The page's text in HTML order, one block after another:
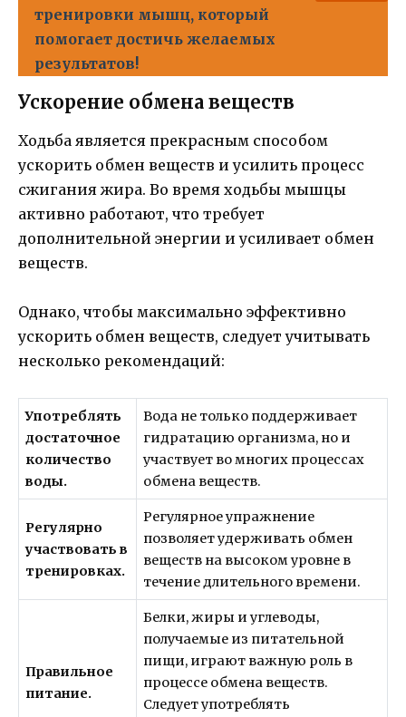
тренировки мышц, который
помогает достичь желаемых
результатов!
Ускорение обмена веществ
Ходьба является прекрасным способом
ускорить обмен веществ и усилить процесс
сжигания жира. Во время ходьбы мышцы
активно работают, что требует
дополнительной энергии и усиливает обмен
веществ.
Однако, чтобы максимально эффективно
ускорить обмен веществ, следует учитывать
несколько рекомендаций:
Употреблять
достаточное
количество
воды.
Вода не только поддерживает
гидратацию организма, но и
участвует во многих процессах
обмена веществ.
Регулярно
участвовать в
тренировках.
Регулярное упражнение
позволяет удерживать обмен
веществ на высоком уровне в
течение длительного времени.
Правильное
питание.
Белки, жиры и углеводы,
получаемые из питательной
пищи, играют важную роль в
процессе обмена веществ.
Следует употреблять